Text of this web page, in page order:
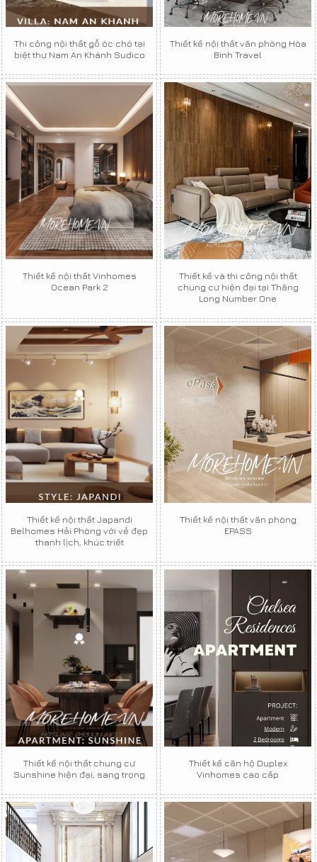
Thi công nội thất gỗ óc chó tại
biệt thự Nam An Khánh Sudico
Thiết kế nội thất văn phòng Hòa
Bình Travel
Thiết kế nội thất Vinhomes
Ocean Park 2
Thiết kế và thi công nội thất
chung cư hiện đại tại Thăng
Long Number One
Thiết kế nội thất Japandi
Belhomes Hải Phòng với vẻ đẹp
thanh lịch, khúc triết
Thiết kế nội thất văn phòng
EPASS
Thiết kế nội thất chung cư
Sunshine hiện đại, sang trọng
Thiết kế căn hộ Duplex
Vinhomes cao cấp